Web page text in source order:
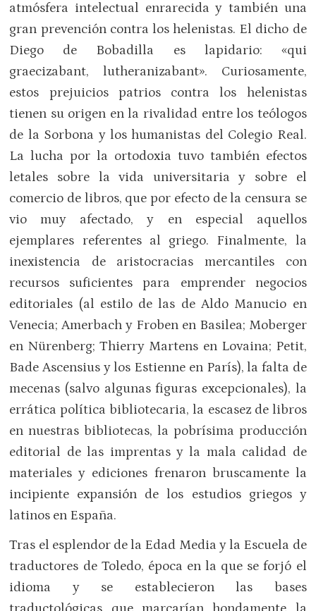
atmósfera intelectual enrarecida y también una
gran prevención contra los helenistas. El dicho de
Diego de Bobadilla es lapidario: «qui
graecizabant, lutheranizabant». Curiosamente,
estos prejuicios patrios contra los helenistas
tienen su origen en la rivalidad entre los teólogos
de la Sorbona y los humanistas del Colegio Real.
La lucha por la ortodoxia tuvo también efectos
letales sobre la vida universitaria y sobre el
comercio de libros, que por efecto de la censura se
vio muy afectado, y en especial aquellos
ejemplares referentes al griego. Finalmente, la
inexistencia de aristocracias mercantiles con
recursos suficientes para emprender negocios
editoriales (al estilo de las de Aldo Manucio en
Venecia; Amerbach y Froben en Basilea; Moberger
en Nürenberg; Thierry Martens en Lovaina; Petit,
Bade Ascensius y los Estienne en París), la falta de
mecenas (salvo algunas figuras excepcionales), la
errática política bibliotecaria, la escasez de libros
en nuestras bibliotecas, la pobrísima producción
editorial de las imprentas y la mala calidad de
materiales y ediciones frenaron bruscamente la
incipiente expansión de los estudios griegos y
latinos en España.
Tras el esplendor de la Edad Media y la Escuela de
traductores de Toledo, época en la que se forjó el
idioma y se establecieron las bases